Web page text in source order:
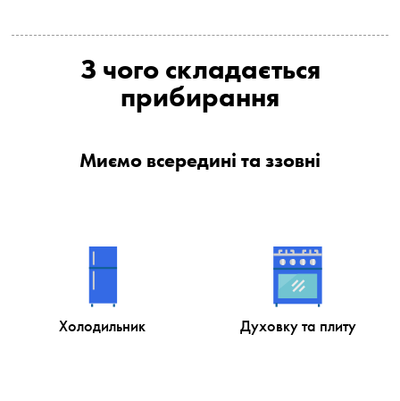
З чого складається
прибирання
Миємо всередині та ззовні
Холодильник Духовку та плиту